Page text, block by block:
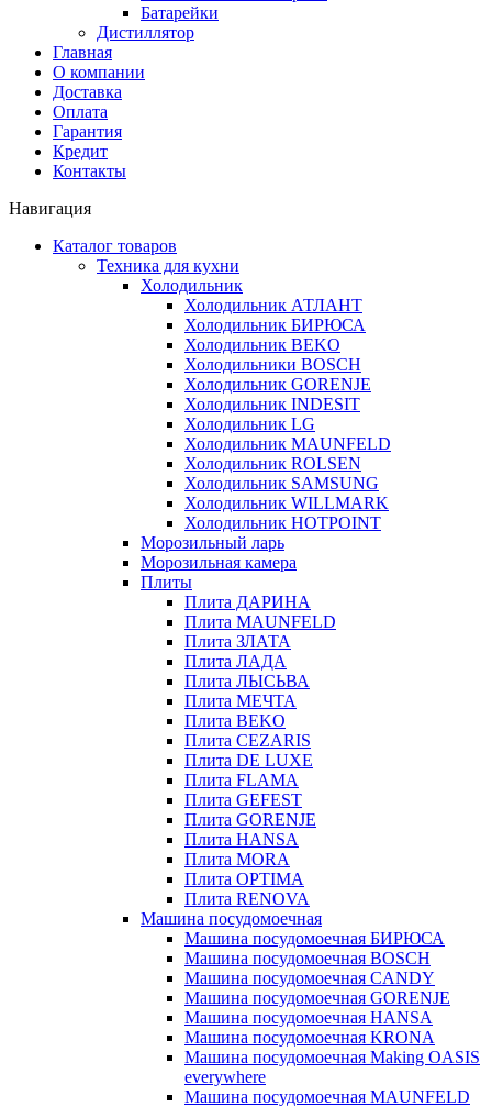
Батарейки
Дистиллятор
Главная
О компании
Доставка
Оплата
Гарантия
Кредит
Контакты
Навигация
Каталог товаров
Техника для кухни
Холодильник
Холодильник АТЛАНТ
Холодильник БИРЮСА
Холодильник BEKO
Холодильники BOSCH
Холодильник GORENJE
Холодильник INDESIT
Холодильник LG
Холодильник MAUNFELD
Холодильник ROLSEN
Холодильник SAMSUNG
Холодильник WILLMARK
Холодильник HOTPOINT
Морозильный ларь
Морозильная камера
Плиты
Плита ДАРИНА
Плита MAUNFELD
Плита ЗЛАТА
Плита ЛАДА
Плита ЛЫСЬВА
Плита МЕЧТА
Плита BEKO
Плита CEZARIS
Плита DE LUXE
Плита FLAMA
Плита GEFEST
Плита GORENJE
Плита HANSA
Плита MORA
Плита OPTIMA
Плита RENOVA
Машина посудомоечная
Машина посудомоечная БИРЮСА
Машина посудомоечная BOSCH
Машина посудомоечная CANDY
Машина посудомоечная GORENJE
Машина посудомоечная HANSA
Машина посудомоечная KRONA
Машина посудомоечная Making OASIS
everywhere
Машина посудомоечная MAUNFELD